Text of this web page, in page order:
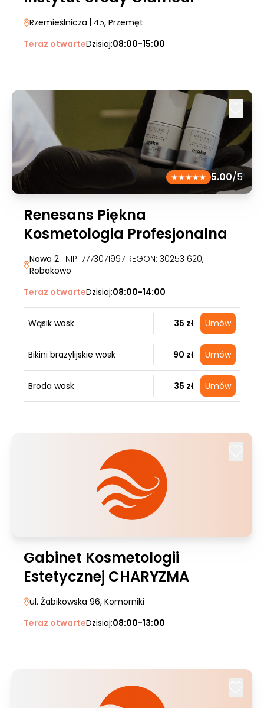
Rzemieślnicza | 45, Przemęt
Teraz otwarteDzisiaj:08:00-15:00
5.00/5
Renesans Piękna
Kosmetologia Profesjonalna
Nowa 2| NIP: 7773071997 REGON: 302531620,
Robakowo
Teraz otwarteDzisiaj:08:00-14:00
Wąsik wosk 35 zł Umów
Bikini brazylijskie wosk 90 zł Umów
Broda wosk 35 zł Umów
Gabinet Kosmetologii
Estetycznej CHARYZMA
ul. Żabikowska 96, Komorniki
Teraz otwarteDzisiaj:08:00-13:00